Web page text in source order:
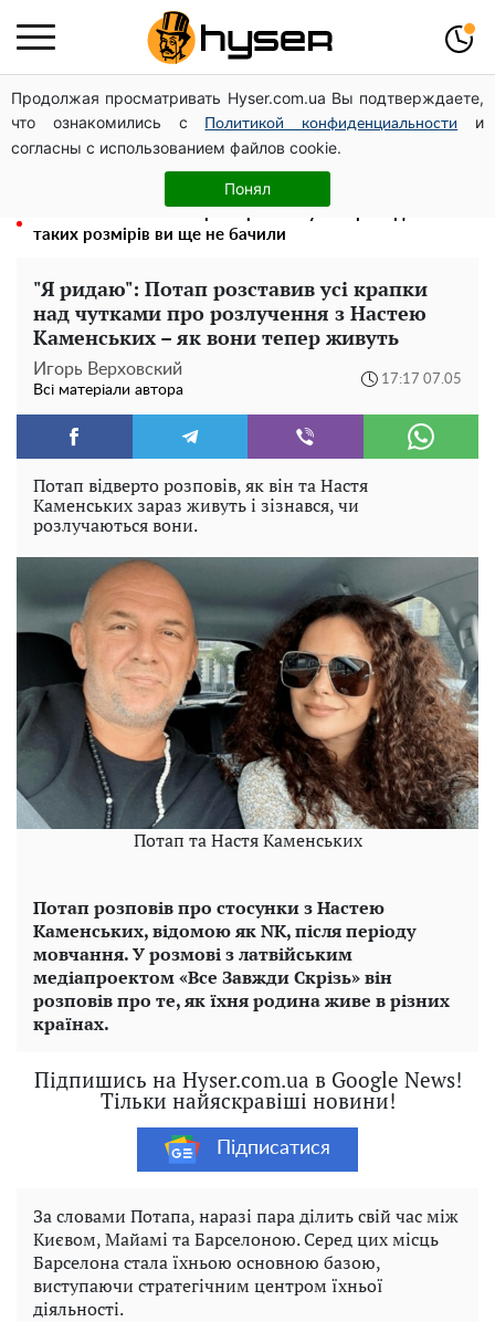
Продолжая просматривать Hyser.com.ua Вы подтверждаете,
что ознакомились с
Политикой конфиденциальности
и
согласны с использованием файлов cookie.
Понял
Посол ОБСЄ вдруге відвідав місце російського удару
по житловому будинку на Подолі
Гола Олена Тополя у цікавих позах змусила відвисати
щелепи: злив відео – було лише початком
таких розмірів ви ще не бачили
"Я ридаю": Потап розставив усі крапки
над чутками про розлучення з Настею
Каменських – як вони тепер живуть
Игорь Верховский
Всі матеріали автора
17:17 07.05
Потап відверто розповів, як він та Настя
Каменських зараз живуть і зізнався, чи
розлучаються вони.
Потап та Настя Каменських
Потап розповів про стосунки з Настею
Каменських, відомою якNK,після періоду
мовчання. У розмові з латвійським
медіапроектом «Все Завжди Скрізь» він
розповів про те, як їхня родина живе в різних
країнах.
Підпишись на Hyser.com.ua в Google News!
Тільки найяскравіші новини!
Підписатися
За словами Потапа, наразі пара ділить свій час між
Києвом, Майамі та Барселоною. Серед цих місць
Барселона стала їхньою основною базою,
виступаючи стратегічним центром їхньої
діяльності.